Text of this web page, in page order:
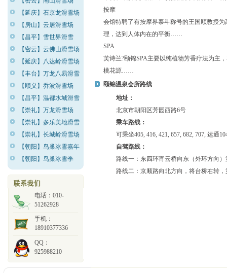
【延庆】石京龙滑雪场
【房山】云居滑雪场
【昌平】雪世界滑雪
【密云】云佛山滑雪场
【延庆】八达岭滑雪场
【丰台】万龙八易滑雪
【顺义】乔波滑雪场
【昌平】温都水城滑雪
【崇礼】万龙滑雪场
【崇礼】多乐美地滑雪
【崇礼】长城岭滑雪场
【朝阳】鸟巢冰雪嘉年
【朝阳】鸟巢冰雪季
电话：010-
51262928
手机：
18910377336
QQ：
925988210
按摩
会馆特聘了有按摩界泰斗称号的王国顺教授
理，达到人体内在的平衡……
SPA
芙诗兰?颐锦SPA主要以纯植物芳香疗法为主
桃花源……
颐锦温泉会所路线
地址：
北京市朝阳区芳园西路6号
乘车路线：
可乘坐405, 416, 421, 657, 682, 707, 运
自驾路线：
路线一：东四环宵云桥向东（外环方向
路线二：京顺路向北方向，将台桥右转